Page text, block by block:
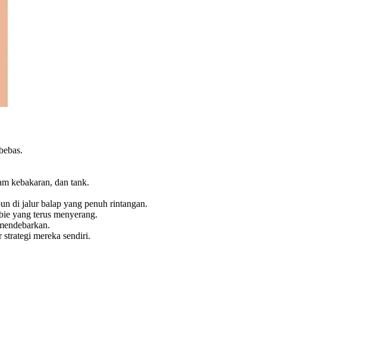
kebakaran, dan tank.
di jalur balap yang penuh rintangan.
yang terus menyerang.
mereka sendiri.